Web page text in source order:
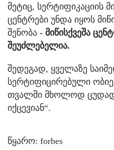
მეტიც, სერტიფიკაციის
ცენტრები უნდა იყოს
შენობა - მიწისქვეშა
შეუძლებელია.
შედეგად, ყველაზე
სერტიფიცირებული
თვალში მხოლოდ ცუდად
იქცევიან“.
წყარო: forbes